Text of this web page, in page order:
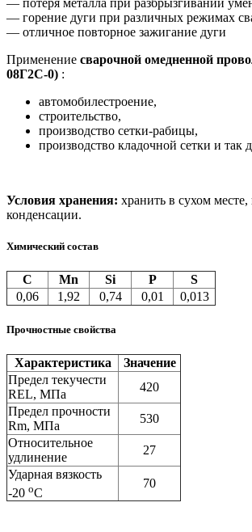
— горение дуги при различных режимах
— отличное повторное зажигание дуги
Применение сварочной омедненной
08Г2С-0) :
автомобилестроение,
строительство,
производство сетки-рабицы,
производство кладочной сетки и так
Условия хранения: хранить в сухом месте,
конденсации.
Химический состав
С Mn Si P
S
0,06
1,92 0,74 0,01 0,013
Прочностные свойства
Характеристика
Значение
Предел текучести
REL, МПа
420
Предел прочности
Rm, МПа
530
Относительное
удлинение
27
Ударная вязкость
-20 oC
70